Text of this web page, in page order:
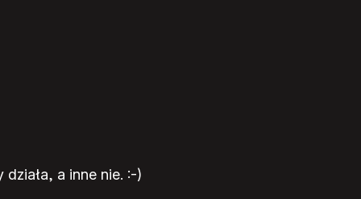
a inne nie. :-)